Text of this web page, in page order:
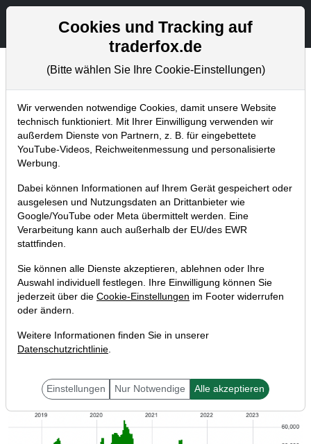
Aktien- und Artikelsuche
Chartanalysen
Home Blog Chartanalysen
Chartanalyse Amazon: Aktie stürzt
nach Quartalszahlen ab – jetzt noch
verkaufen?
01.05.2022 um 10:08 Uhr | P. Uhlschmied
Cookies und Tracking auf
traderfox.de
(Bitte wählen Sie Ihre Cookie-Einstellungen)
Wir verwenden notwendige Cookies, damit unsere Website
technisch funktioniert. Mit Ihrer Einwilligung verwenden wir
außerdem Dienste von Partnern, z. B. für eingebettete
YouTube-Videos, Reichweitenmessung und personalisierte
Werbung.
Dabei können Informationen auf Ihrem Gerät gespeichert oder
ausgelesen und Nutzungsdaten an Drittanbieter wie
Google/YouTube oder Meta übermittelt werden. Eine
Verarbeitung kann auch außerhalb der EU/des EWR
stattfinden.
Sie können alle Dienste akzeptieren, ablehnen oder Ihre
Auswahl individuell festlegen. Ihre Einwilligung können Sie
jederzeit über die Cookie-Einstellungen im Footer widerrufen
oder ändern.
Weitere Informationen finden Sie in unserer
Datenschutzrichtlinie.
Einstellungen Nur Notwendige Alle akzeptieren